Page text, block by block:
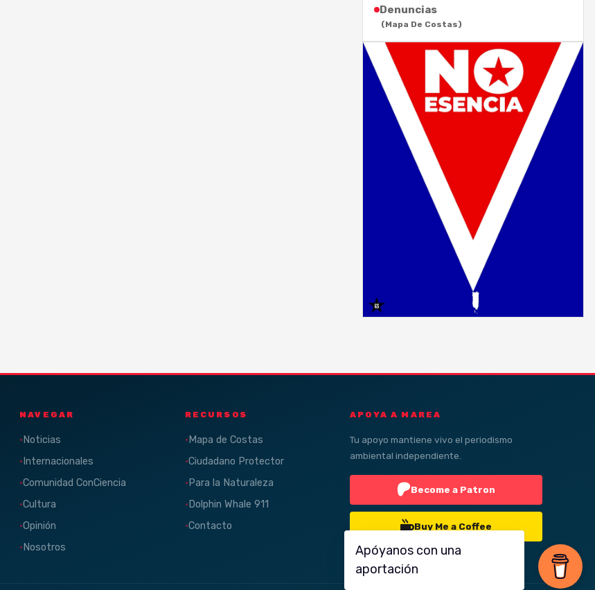
Denuncias
(Mapa De Costas)
NAVEGAR
Noticias
Internacionales
Comunidad ConCiencia
Cultura
Opinión
Nosotros
RECURSOS
Mapa de Costas
Ciudadano Protector
Para la Naturaleza
Dolphin Whale 911
Contacto
APOYA A MAREA
Tu apoyo mantiene vivo el periodismo
ambiental independiente.
Become a Patron
Buy Me a Coffee